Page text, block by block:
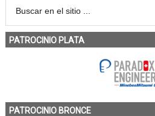
PATROCINIO PLATA
PATROCINIO BRONCE